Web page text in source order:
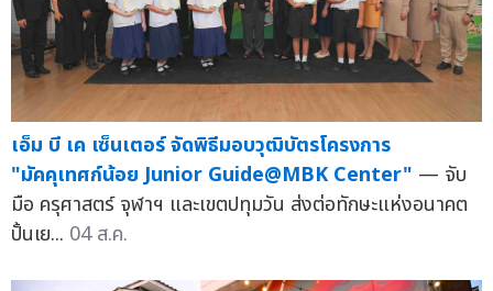
เอ็ม บี เค เซ็นเตอร์ จัดพิธีมอบวุฒิบัตรโครงการ
"มัคคุเทศก์น้อย Junior Guide@MBK Center" — จับ
มือ ครุศาสตร์ จุฬาฯ และเขตปทุมวัน ส่งต่อทักษะแห่งอนาคต
ปั้นเย... 04 ส.ค.